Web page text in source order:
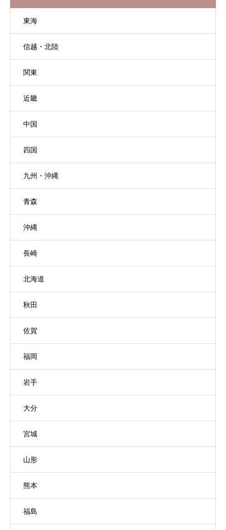
東海
信越・北陸
関東
近畿
中国
四国
九州・沖縄
青森
沖縄
長崎
北海道
秋田
佐賀
福岡
岩手
大分
宮城
山形
熊本
福島